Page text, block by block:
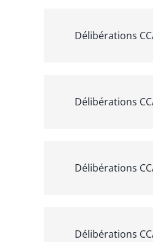
Délibérations
Délibérations
Délibérations
Délibérations